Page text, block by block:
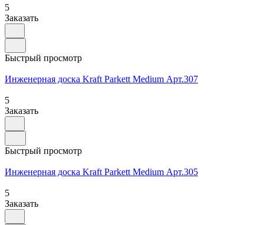
5
Заказать
Быстрый просмотр
Инженерная доска Kraft Parkett Medium Арт.307
5
Заказать
Быстрый просмотр
Инженерная доска Kraft Parkett Medium Арт.305
5
Заказать